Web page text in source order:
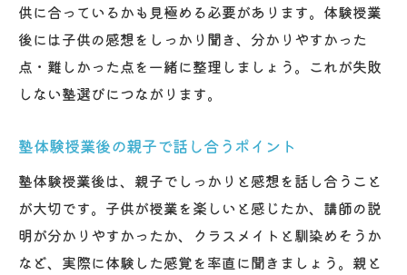
供に合っているかも見極める必要があります。体験授業
後には子供の感想をしっかり聞き、分かりやすかった
点・難しかった点を一緒に整理しましょう。これが失敗
しない塾選びにつながります。
塾体験授業後の親子で話し合うポイント
塾体験授業後は、親子でしっかりと感想を話し合うこと
が大切です。子供が授業を楽しいと感じたか、講師の説
明が分かりやすかったか、クラスメイトと馴染めそうか
など、実際に体験した感覚を率直に聞きましょう。親と